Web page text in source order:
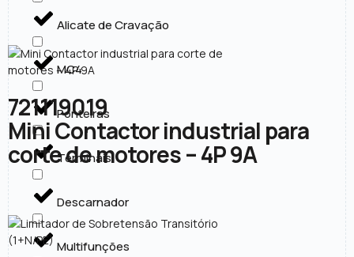
Alicate de Cravação
MC4
Ponteiras
Terminais
Descarnador
Multifunções
721119019
Mini Contactor industrial para
corte de motores – 4P 9A